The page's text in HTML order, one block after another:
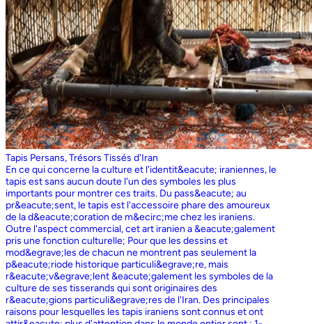
Tapis Persans, Trésors Tissés d'Iran
En ce qui concerne la culture et l'identit&eacute; iraniennes, le
tapis est sans aucun doute l'un des symboles les plus
importants pour montrer ces traits. Du pass&eacute; au
pr&eacute;sent, le tapis est l'accessoire phare des amoureux
de la d&eacute;coration de m&ecirc;me chez les iraniens.
Outre l'aspect commercial, cet art iranien a &eacute;galement
pris une fonction culturelle; Pour que les dessins et
mod&egrave;les de chacun ne montrent pas seulement la
p&eacute;riode historique particuli&egrave;re, mais
r&eacute;v&egrave;lent &eacute;galement les symboles de la
culture de ses tisserands qui sont originaires des
r&eacute;gions particuli&egrave;res de l'Iran. Des principales
raisons pour lesquelles les tapis iraniens sont connus et ont